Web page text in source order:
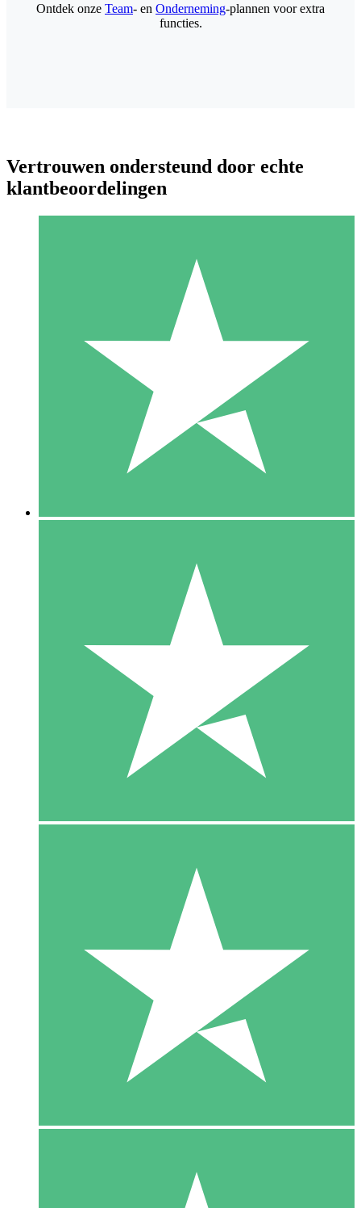
Individuele Creditpakketten
Betaal per gebruik met downloadtegoeden. Geen maandelijkse
1000
10 Downloaden
20 00
Ontdek onze Team- en Onderneming-plannen voor extra
functies.
Vertrouwen ondersteund door echte
klantbeoordelingen